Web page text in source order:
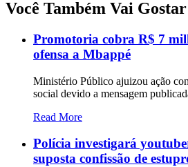
Você Também Vai Gostar
Promotoria cobra R$ 7
ofensa a Mbappé
Ministério Público ajuizou ação
social devido a mensagem
Read More
Polícia investigará
suposta confissão de